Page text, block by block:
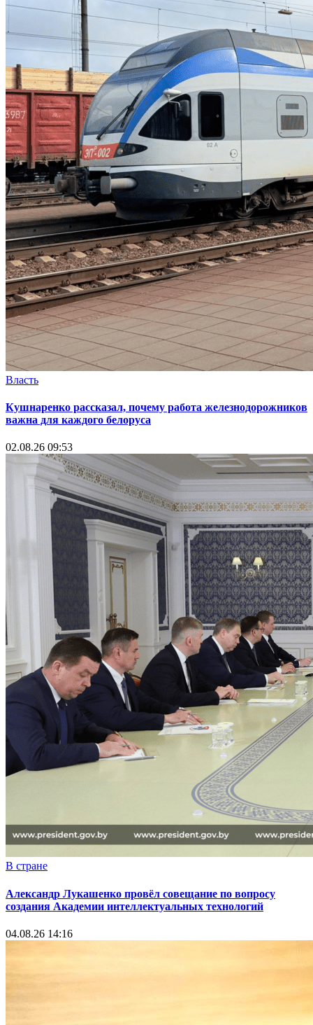
Власть
Кушнаренко рассказал, почему работа железнодорожников
важна для каждого белоруса
02.08.26 09:53
В стране
Александр Лукашенко провёл совещание по вопросу
создания Академии интеллектуальных технологий
04.08.26 14:16